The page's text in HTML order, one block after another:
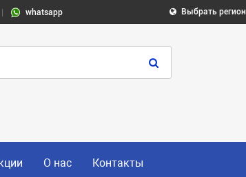
whatsapp Выбрать регион
О нас Контакты